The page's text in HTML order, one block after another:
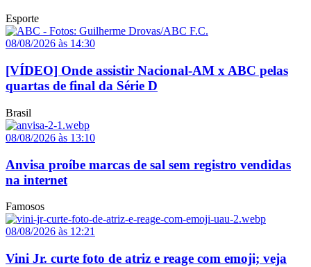
Esporte
08/08/2026 às 14:30
[VÍDEO] Onde assistir Nacional-AM x ABC pelas
quartas de final da Série D
Brasil
08/08/2026 às 13:10
Anvisa proíbe marcas de sal sem registro vendidas
na internet
Famosos
08/08/2026 às 12:21
Vini Jr. curte foto de atriz e reage com emoji; veja